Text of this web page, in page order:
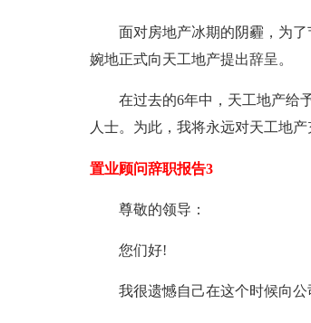
面对房地产冰期的阴霾，为
婉地正式向天工地产提出辞呈。
在过去的6年中，天工地产给
人士。为此，我将永远对天工地
置业顾问辞职报告3
尊敬的领导：
您们好!
我很遗憾自己在这个时候向公